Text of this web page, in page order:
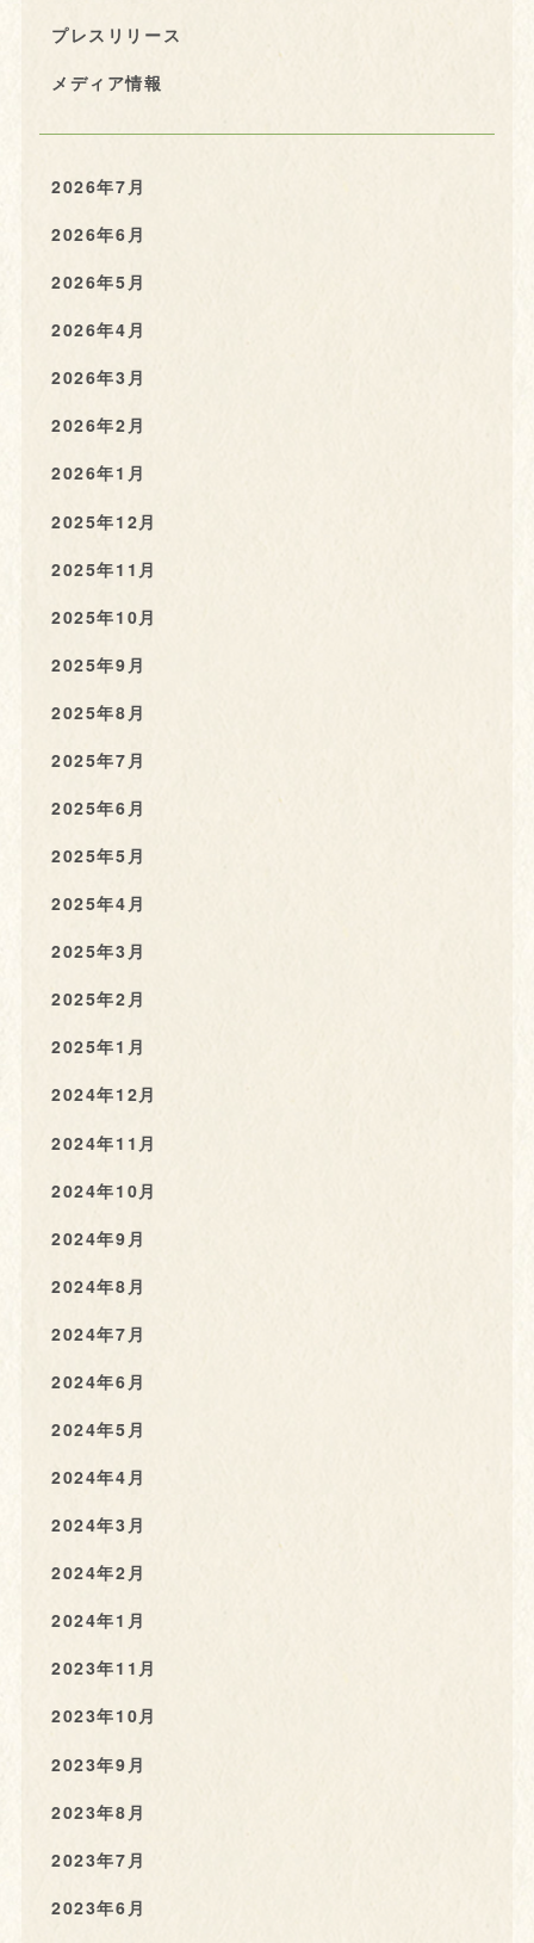
プレスリリース
メディア情報
2026年7月
2026年6月
2026年5月
2026年4月
2026年3月
2026年2月
2026年1月
2025年12月
2025年11月
2025年10月
2025年9月
2025年8月
2025年7月
2025年6月
2025年5月
2025年4月
2025年3月
2025年2月
2025年1月
2024年12月
2024年11月
2024年10月
2024年9月
2024年8月
2024年7月
2024年6月
2024年5月
2024年4月
2024年3月
2024年2月
2024年1月
2023年11月
2023年10月
2023年9月
2023年8月
2023年7月
2023年6月